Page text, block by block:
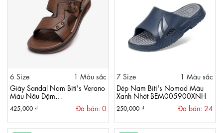
6 Size
1 Màu sắc
Giày Sandal Nam Biti's Verano
Màu Nâu Đậm
425,000 ₫ Đã bán: 0
7 Size
1 Màu sắc
Dép Nam Biti's Nomad Màu
Xanh Nhớt BEM005900XNH
250,000 ₫ Đã bán: 24